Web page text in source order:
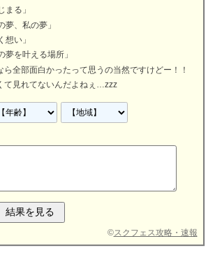
まる」
夢、私の夢」
想い」
夢を叶える場所」
ら全部面白かったって思うの当然ですけどー！！
て見れてないんだよねぇ…zzz
©スクフェス攻略・速報